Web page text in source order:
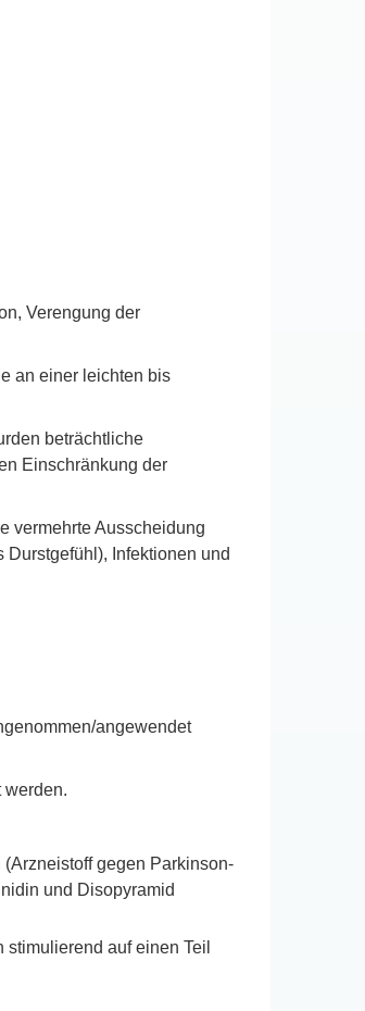
Verengung der
an einer leichten bis
beträchtliche
Einschränkung der
vermehrte Ausscheidung
Infektionen und
angewendet
werden.
gegen Parkinson-
und Disopyramid
auf einen Teil